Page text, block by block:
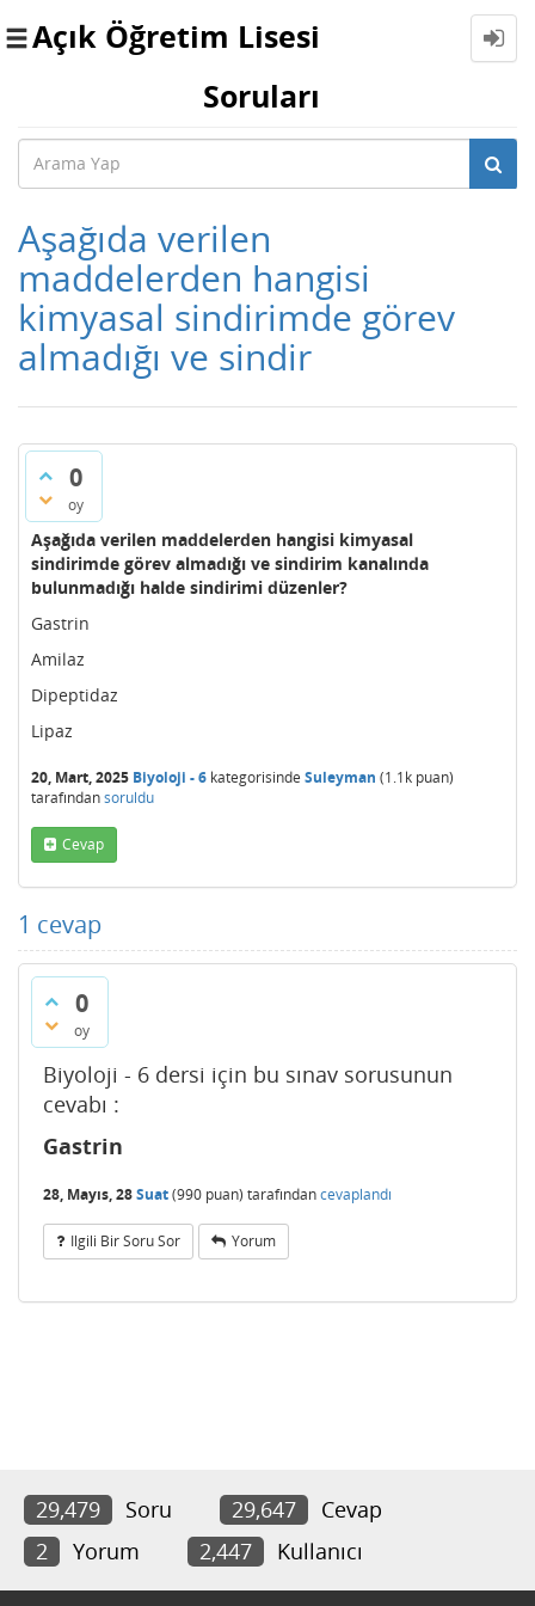
Toggle
Açık Öğretim Lisesi
Soruları
Aşağıda verilen
maddelerden hangisi
kimyasal sindirimde görev
almadığı ve sindir
0
oy
Aşağıda verilen maddelerden hangisi kimyasal
sindirimde görev almadığı ve sindirim kanalında
bulunmadığı halde sindirimi düzenler?
Gastrin
Amilaz
Dipeptidaz
Lipaz
20, Mart, 2025 Biyoloji - 6 kategorisinde Suleyman (1.1k puan)
tarafındansoruldu
Cevap
1 cevap
0
oy
Biyoloji - 6 dersi için bu sınav sorusunun
cevabı :
Gastrin
28, Mayıs, 28Suat(990 puan) tarafındancevaplandı
Ilgili Bir Soru Sor Yorum
29,479 Soru 29,647
Cevap
2
Yorum 2,447 Kullanıcı